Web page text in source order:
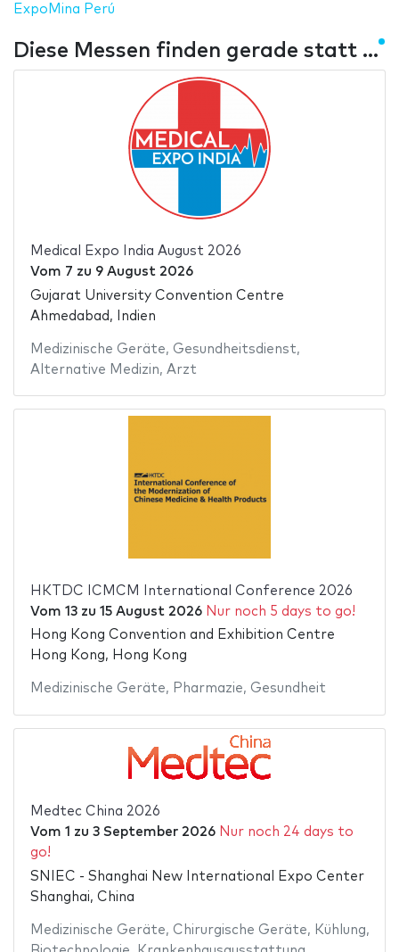
ExpoMina Perú
Diese Messen finden gerade statt ...
Medical Expo India August 2026
Vom 7 zu 9 August 2026
Gujarat University Convention Centre
Ahmedabad, Indien
Medizinische Geräte, Gesundheitsdienst,
Alternative Medizin, Arzt
HKTDC ICMCM International Conference 2026
Vom 13zu 15 August 2026 Nur noch 5 days to go!
Hong Kong Convention and Exhibition Centre
Hong Kong, Hong Kong
Medizinische Geräte, Pharmazie, Gesundheit
Medtec China 2026
Vom 1 zu 3 September 2026 Nur noch 24 days to
go!
SNIEC - Shanghai New International Expo Center
Shanghai, China
Medizinische Geräte, Chirurgische Geräte, Kühlung,